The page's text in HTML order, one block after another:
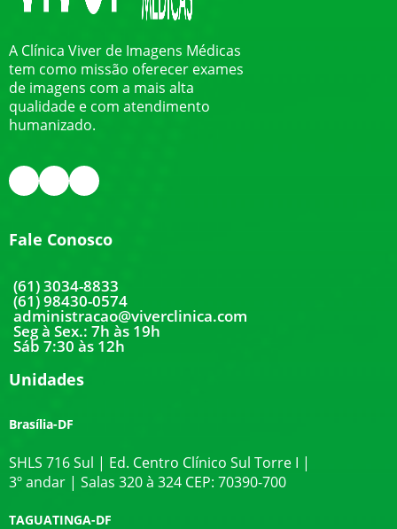
A Clínica Viver de Imagens Médicas
tem como missão oferecer exames
de imagens com a mais alta
qualidade e com atendimento
humanizado.
Fale Conosco
(61) 3034-8833
(61) 98430-0574
administracao@viverclinica.com
Seg à Sex.: 7h às 19h
Sáb 7:30 às 12h
Unidades
Brasília-DF
SHLS 716 Sul | Ed. Centro Clínico Sul Torre I |
3º andar | Salas 320 à 324 CEP: 70390-700
TAGUATINGA-DF